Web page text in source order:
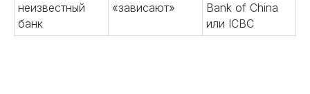
неизвестный
банк
«зависают»
Bank of China
или ICBC
01